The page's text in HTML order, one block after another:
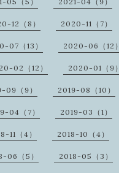
12（8） 2020-11（7）
07（13） 2020-06（12）
02（12） 2020-01（9）
09（9） 2019-08（10）
04（7） 2019-03（1）
11（4） 2018-10（4）
06（5） 2018-05（3）